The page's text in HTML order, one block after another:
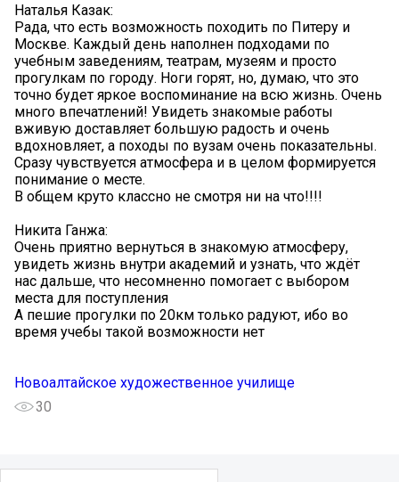
Наталья Казак:
Рада, что есть возможность походить по Питеру и
Москве. Каждый день наполнен подходами по
учебным заведениям, театрам, музеям и просто
прогулкам по городу. Ноги горят, но, думаю, что это
точно будет яркое воспоминание на всю жизнь. Очень
много впечатлений! Увидеть знакомые работы
вживую доставляет большую радость и очень
вдохновляет, а походы по вузам очень показательны.
Сразу чувствуется атмосфера и в целом формируется
понимание о месте.
В общем круто классно не смотря ни на что!!!!
Никита Ганжа:
Очень приятно вернуться в знакомую атмосферу,
увидеть жизнь внутри академий и узнать, что ждёт
нас дальше, что несомненно помогает с выбором
места для поступления
А пешие прогулки по 20км только радуют, ибо во
время учебы такой возможности нет
Новоалтайское художественное училище
30